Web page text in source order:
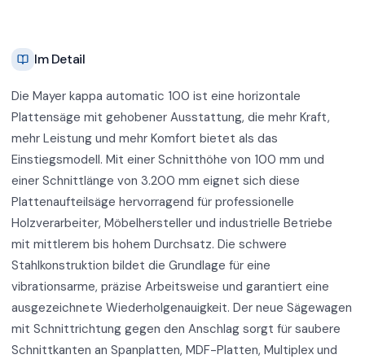
Im Detail
Die Mayer kappa automatic 100 ist eine horizontale
Plattensäge mit gehobener Ausstattung, die mehr Kraft,
mehr Leistung und mehr Komfort bietet als das
Einstiegsmodell. Mit einer Schnitthöhe von 100 mm und
einer Schnittlänge von 3.200 mm eignet sich diese
Plattenaufteilsäge hervorragend für professionelle
Holzverarbeiter, Möbelhersteller und industrielle Betriebe
mit mittlerem bis hohem Durchsatz. Die schwere
Stahlkonstruktion bildet die Grundlage für eine
vibrationsarme, präzise Arbeitsweise und garantiert eine
ausgezeichnete Wiederholgenauigkeit. Der neue Sägewagen
mit Schnittrichtung gegen den Anschlag sorgt für saubere
Schnittkanten an Spanplatten, MDF-Platten, Multiplex und